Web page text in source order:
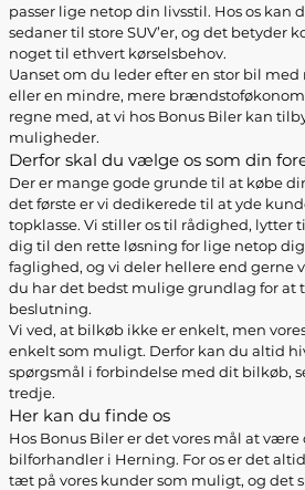
passer lige netop din livsstil. Hos os kan
sedaner til store SUV’er, og det betyder
noget til ethvert kørselsbehov.
Uanset om du leder efter en stor bil med
eller en mindre, mere
regne med, at vi hos Bonus Biler kan
muligheder.
Derfor skal du vælge os som din
Der er mange gode grunde til at købe
det første er vi dedikerede til at yde
topklasse. Vi stiller os til rådighed, lytter
dig til den rette løsning for lige netop
faglighed, og vi deler hellere end gerne
du har det bedst mulige grundlag for at
beslutning.
Vi ved, at bilkøb ikke er enkelt, men
enkelt som muligt. Derfor kan du altid
spørgsmål i forbindelse med dit bilkøb,
tredje.
Her kan du finde os
Hos Bonus Biler er det vores mål at
bilforhandler i Herning. For os er det
tæt på vores kunder som muligt, og det